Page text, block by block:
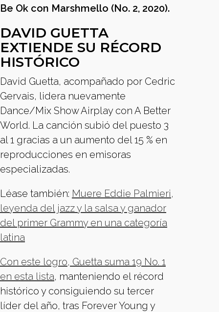
Be Ok con Marshmello (No. 2, 2020).
DAVID GUETTA
EXTIENDE SU RÉCORD
HISTÓRICO
David Guetta, acompañado por Cedric
Gervais, lidera nuevamente
Dance/Mix Show Airplay con A Better
World. La canción subió del puesto 3
al 1 gracias a un aumento del 15 % en
reproducciones en emisoras
especializadas.
Léase también: Muere Eddie Palmieri,
leyenda del jazz y la salsa y ganador
del primer Grammy en una categoría
latina
Con este logro, Guetta suma 19 No. 1
en esta lista, manteniendo el récord
histórico y consiguiendo su tercer
líder del año, tras Forever Young y